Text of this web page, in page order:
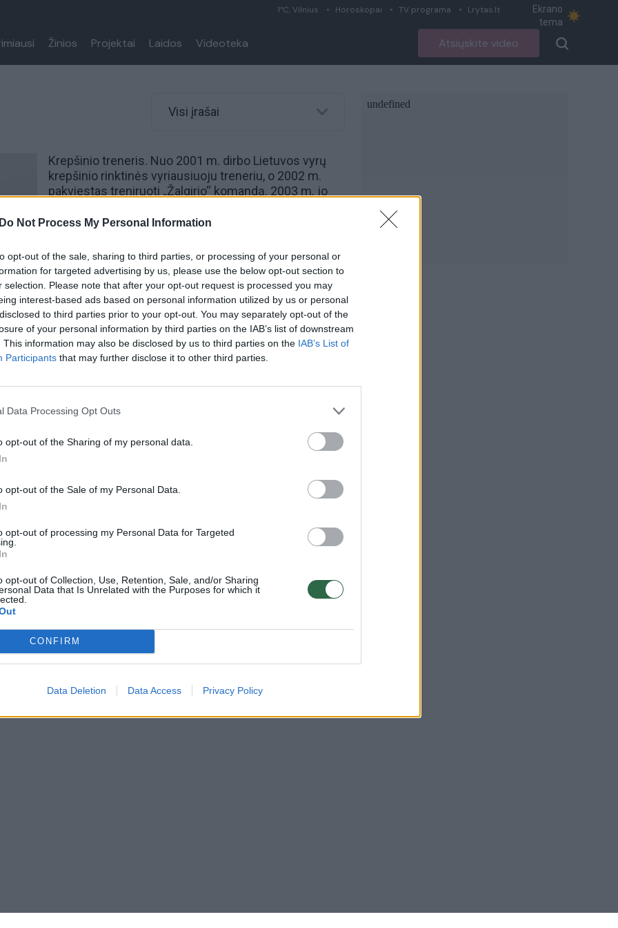
Do Not Process My Personal Information
opt-out of the sale, sharing to third parties, or processing of your personal or
for targeted advertising by us, please use the below opt-out section to
selection. Please note that after your opt-out request is processed you may
interest-based ads based on personal information utilized by us or personal
to third parties prior to your opt-out. You may separately opt-out of the
of your personal information by third parties on the IAB’s list of downstream
This information may also be disclosed by us to third parties on the IAB’s List of
Participants that may further disclose it to other third parties.
Data Processing Opt Outs
opt-out of the Sharing of my personal data.
opt-out of the Sale of my Personal Data.
opt-out of processing my Personal Data for Targeted
opt-out of Collection, Use, Retention, Sale, and/or Sharing
Data that Is Unrelated with the Purposes for which it
CONFIRM
Data Deletion Data Access Privacy Policy
1°C, Vilnius Horoskopai TV programa Lrytas.lt
Ekrano
tema
Žinios Projektai Laidos Videoteka Atsiųskite video
Visi įrašai
Krepšinio treneris. Nuo 2001 m. dirbo Lietuvos vyrų
krepšinio rinktinės vyriausiuoju treneriu, o 2002 m.
pakviestas treniruoti „Žalgirio“ komandą. 2003 m. jo
pertraukos pakartojo pergalę – Europos krepšinio
00:01:55
– išskirtinis
Antanas Sireika atskleidė, kas lėmė
tiesai į akis –
Sportas